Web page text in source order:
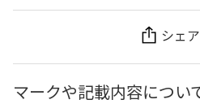
シェ
マークや記載内容につい